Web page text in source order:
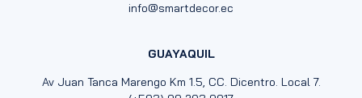
info@smartdecor.ec
GUAYAQUIL
Av Juan Tanca Marengo Km 1.5, CC. Dicentro. Local 7.